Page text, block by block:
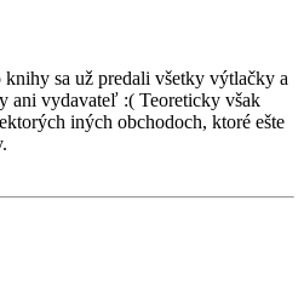
sa už predali všetky výtlačky a
ani vydavateľ :( Teoreticky však
iných obchodoch, ktoré ešte